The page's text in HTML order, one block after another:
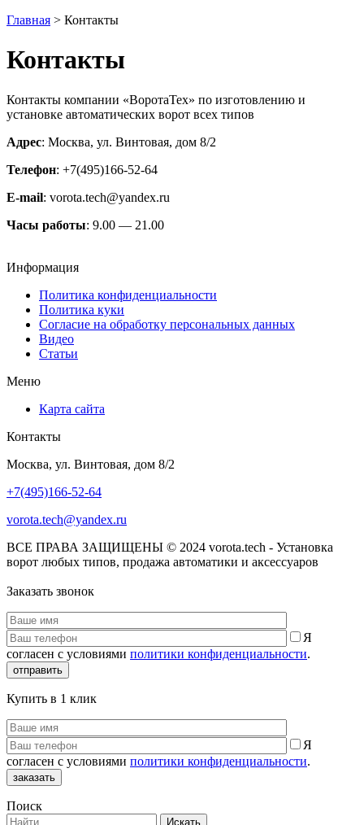
Главная > Контакты
Контакты
Контакты компании «ВоротаТех» по изготовлению и
установке автоматических ворот всех типов
Адрес: Москва, ул. Винтовая, дом 8/2
Телефон: +7(495)166-52-64
E-mail: vorota.tech@yandex.ru
Часы работы: 9.00 — 21.00
Информация
Политика конфиденциальности
Политика куки
Согласие на обработку персональных данных
Видео
Статьи
Меню
Карта сайта
Контакты
Москва, ул. Винтовая, дом 8/2
+7(495)166-52-64
vorota.tech@yandex.ru
ВСЕ ПРАВА ЗАЩИЩЕНЫ © 2024 vorota.tech - Установка
ворот любых типов, продажа автоматики и аксессуаров
Заказать звонок
Я
согласен с условиями политики конфиденциальности.
отправить
Купить в 1 клик
Я
согласен с условиями политики конфиденциальности.
заказать
Поиск
Искать